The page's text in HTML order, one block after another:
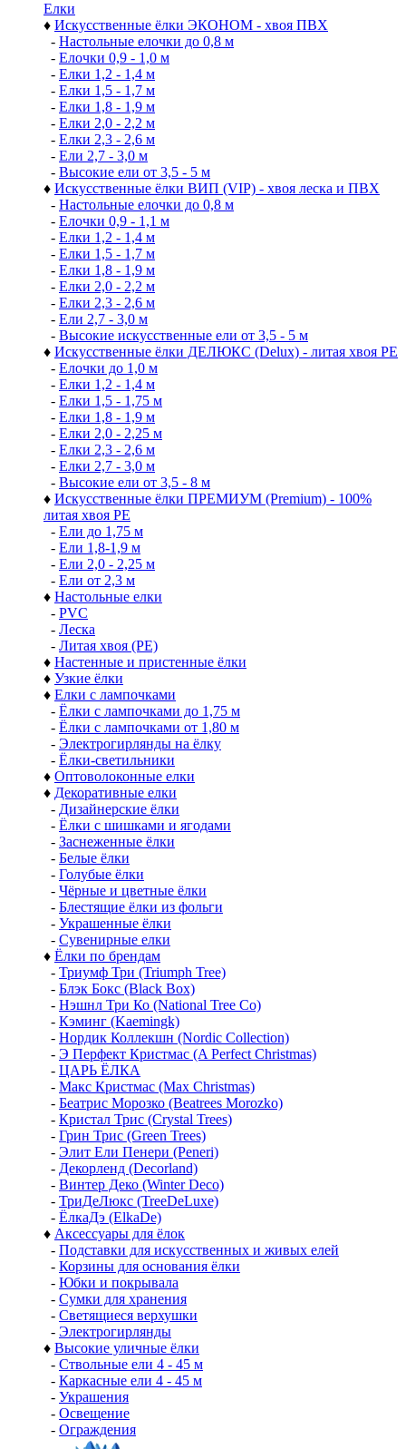
Елки
♦ Искусственные ёлки ЭКОНОМ - хвоя ПВХ
- Настольные елочки до 0,8 м
- Елочки 0,9 - 1,0 м
- Елки 1,2 - 1,4 м
- Елки 1,5 - 1,7 м
- Елки 1,8 - 1,9 м
- Елки 2,0 - 2,2 м
- Елки 2,3 - 2,6 м
- Ели 2,7 - 3,0 м
- Высокие ели от 3,5 - 5 м
♦ Искусственные ёлки ВИП (VIP) - хвоя леска и ПВХ
- Настольные елочки до 0,8 м
- Елочки 0,9 - 1,1 м
- Елки 1,2 - 1,4 м
- Елки 1,5 - 1,7 м
- Елки 1,8 - 1,9 м
- Елки 2,0 - 2,2 м
- Елки 2,3 - 2,6 м
- Ели 2,7 - 3,0 м
- Высокие искусственные ели от 3,5 - 5 м
♦ Искусственные ёлки ДЕЛЮКС (Delux) - литая хвоя РЕ
- Елочки до 1,0 м
- Елки 1,2 - 1,4 м
- Елки 1,5 - 1,75 м
- Елки 1,8 - 1,9 м
- Елки 2,0 - 2,25 м
- Елки 2,3 - 2,6 м
- Елки 2,7 - 3,0 м
- Высокие ели от 3,5 - 8 м
♦ Искусственные ёлки ПРЕМИУМ (Premium) - 100%
литая хвоя РЕ
- Ели до 1,75 м
- Ели 1,8-1,9 м
- Ели 2,0 - 2,25 м
- Ели от 2,3 м
♦ Настольные елки
- PVC
- Леска
- Литая хвоя (РЕ)
♦ Настенные и пристенные ёлки
♦ Узкие ёлки
♦ Елки с лампочками
- Ёлки с лампочками до 1,75 м
- Ёлки с лампочками от 1,80 м
- Электрогирлянды на ёлку
- Ёлки-светильники
♦ Оптоволоконные елки
♦ Декоративные елки
- Дизайнерские ёлки
- Ёлки с шишками и ягодами
- Заснеженные ёлки
- Белые ёлки
- Голубые ёлки
- Чёрные и цветные ёлки
- Блестящие ёлки из фольги
- Украшенные ёлки
- Сувенирные елки
♦ Ёлки по брендам
- Триумф Три (Triumph Tree)
- Блэк Бокс (Black Box)
- Нэшнл Три Ко (National Tree Co)
- Кэминг (Kaemingk)
- Нордик Коллекшн (Nordic Collection)
- Э Перфект Кристмас (A Perfect Christmas)
- ЦАРЬ ЁЛКА
- Макс Кристмас (Max Christmas)
- Беатрис Морозко (Beatrees Morozko)
- Кристал Трис (Crystal Trees)
- Грин Трис (Green Trees)
- Элит Ели Пенери (Peneri)
- Декорленд (Decorland)
- Винтер Деко (Winter Deco)
- ТриДеЛюкс (TreeDeLuxe)
- ЁлкаДэ (ElkaDe)
♦ Аксессуары для ёлок
- Подставки для искусственных и живых елей
- Корзины для основания ёлки
- Юбки и покрывала
- Сумки для хранения
- Светящиеся верхушки
- Электрогирлянды
♦ Высокие уличные ёлки
- Ствольные ели 4 - 45 м
- Каркасные ели 4 - 45 м
- Украшения
- Освещение
- Ограждения